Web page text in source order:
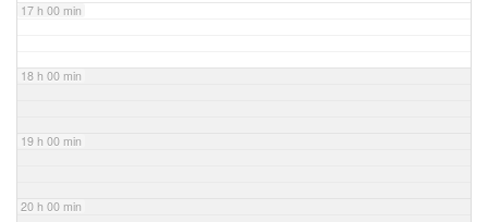
17 h 00 min
18 h 00 min
19 h 00 min
20 h 00 min